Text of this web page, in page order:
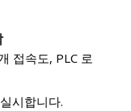
접속도, PLC 로
시합니다.